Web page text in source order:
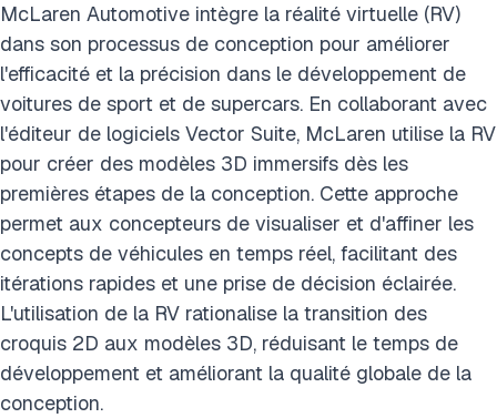
McLaren Automotive intègre la réalité virtuelle (RV)
dans son processus de conception pour améliorer
l'efficacité et la précision dans le développement de
voitures de sport et de supercars. En collaborant avec
l'éditeur de logiciels Vector Suite, McLaren utilise la RV
pour créer des modèles 3D immersifs dès les
premières étapes de la conception. Cette approche
permet aux concepteurs de visualiser et d'affiner les
concepts de véhicules en temps réel, facilitant des
itérations rapides et une prise de décision éclairée.
L'utilisation de la RV rationalise la transition des
croquis 2D aux modèles 3D, réduisant le temps de
développement et améliorant la qualité globale de la
conception.